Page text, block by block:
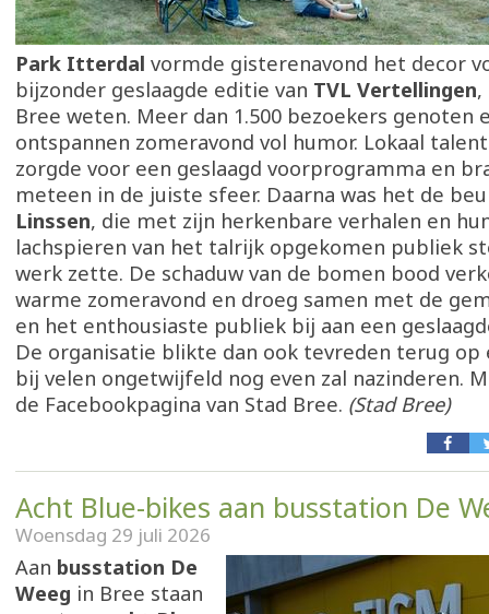
Park Itterdal vormde gisterenavond het decor
bijzonder geslaagde editie van TVL Vertellingen,
Bree weten. Meer dan 1.500 bezoekers genoten
ontspannen zomeravond vol humor. Lokaal
zorgde voor een geslaagd voorprogramma en
meteen in de juiste sfeer. Daarna was het de
Linssen, die met zijn herkenbare verhalen en
lachspieren van het talrijk opgekomen publiek
werk zette. De schaduw van de bomen bood
warme zomeravond en droeg samen met de
en het enthousiaste publiek bij aan een
De organisatie blikte dan ook tevreden terug op
bij velen ongetwijfeld nog even zal nazinderen.
de Facebookpagina van Stad Bree. (Stad Bree)
Acht Blue-bikes aan busstation De
Woensdag 29 juli 2026
Aan busstation De
Weeg in Bree staan